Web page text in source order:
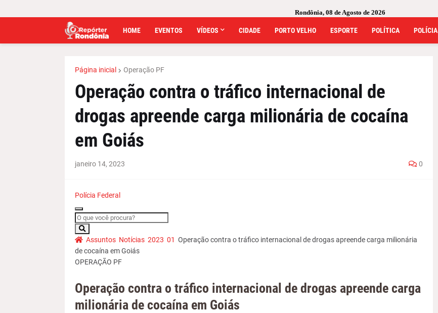
Rondônia, 08 de Agosto de 2026
HOME EVENTOS VÍDEOS CIDADE PORTO VELHO ESPORTE POLÍTICA POLÍCIA
Página inicial Operação PF
Operação contra o tráfico internacional de
drogas apreende carga milionária de cocaína
em Goiás
janeiro 14, 2023 0
Polícia Federal
V
o
c
e
s
P
á
g
a
I
Assuntos Notícias 2023 01 Operação contra o tráfico internacional de drogas apreende carga milionária
de cocaína em Goiás
OPERAÇÃO PF
Operação contra o tráfico internacional de drogas apreende carga
milionária de cocaína em Goiás